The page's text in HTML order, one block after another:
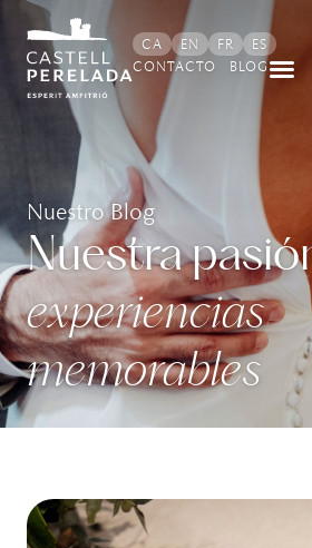
CA EN FR
ES
CONTACTO
BLOG
Nuestro Blog
Nuestra
experiencias
memorables